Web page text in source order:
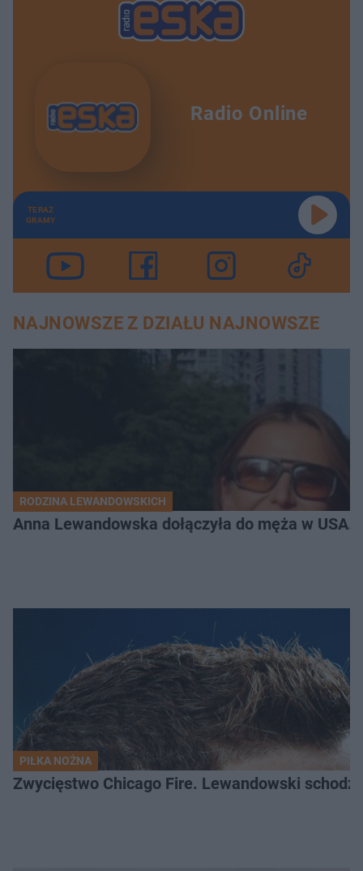
Radio Online
TERAZ
GRAMY
NAJNOWSZE Z DZIAŁU NAJNOWSZE
RODZINA LEWANDOWSKICH
Anna Lewandowska dołączyła do męża w
PIŁKA NOŻNA
Zwycięstwo Chicago Fire. Lewandowski